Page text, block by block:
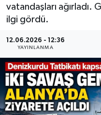
vatandaşları ağırladı.
ilgi gördü.
12.06.2026 - 12:36
YAYINLANMA